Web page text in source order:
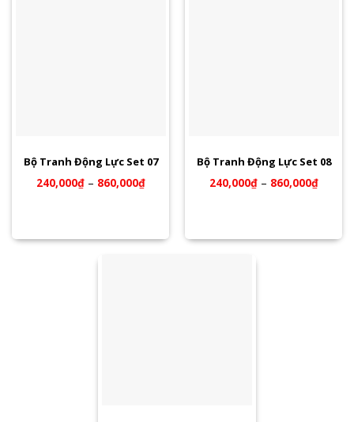
Bộ Tranh Động Lực Set 07
240,000₫– 860,000₫
Bộ Tranh Động Lực Set 08
240,000₫– 860,000₫